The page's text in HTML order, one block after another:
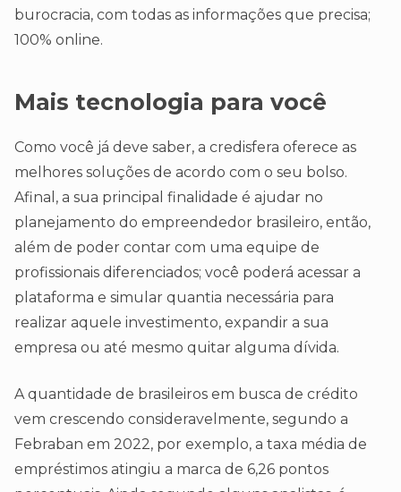
burocracia, com todas as informações que precisa;
100% online.
Mais tecnologia para você
Como você já deve saber, a credisfera oferece as
melhores soluções de acordo com o seu bolso.
Afinal, a sua principal finalidade é ajudar no
planejamento do empreendedor brasileiro, então,
além de poder contar com uma equipe de
profissionais diferenciados; você poderá acessar a
plataforma e simular quantia necessária para
realizar aquele investimento, expandir a sua
empresa ou até mesmo quitar alguma dívida.
A quantidade de brasileiros em busca de crédito
vem crescendo consideravelmente, segundo a
Febraban em 2022, por exemplo, a taxa média de
empréstimos atingiu a marca de 6,26 pontos